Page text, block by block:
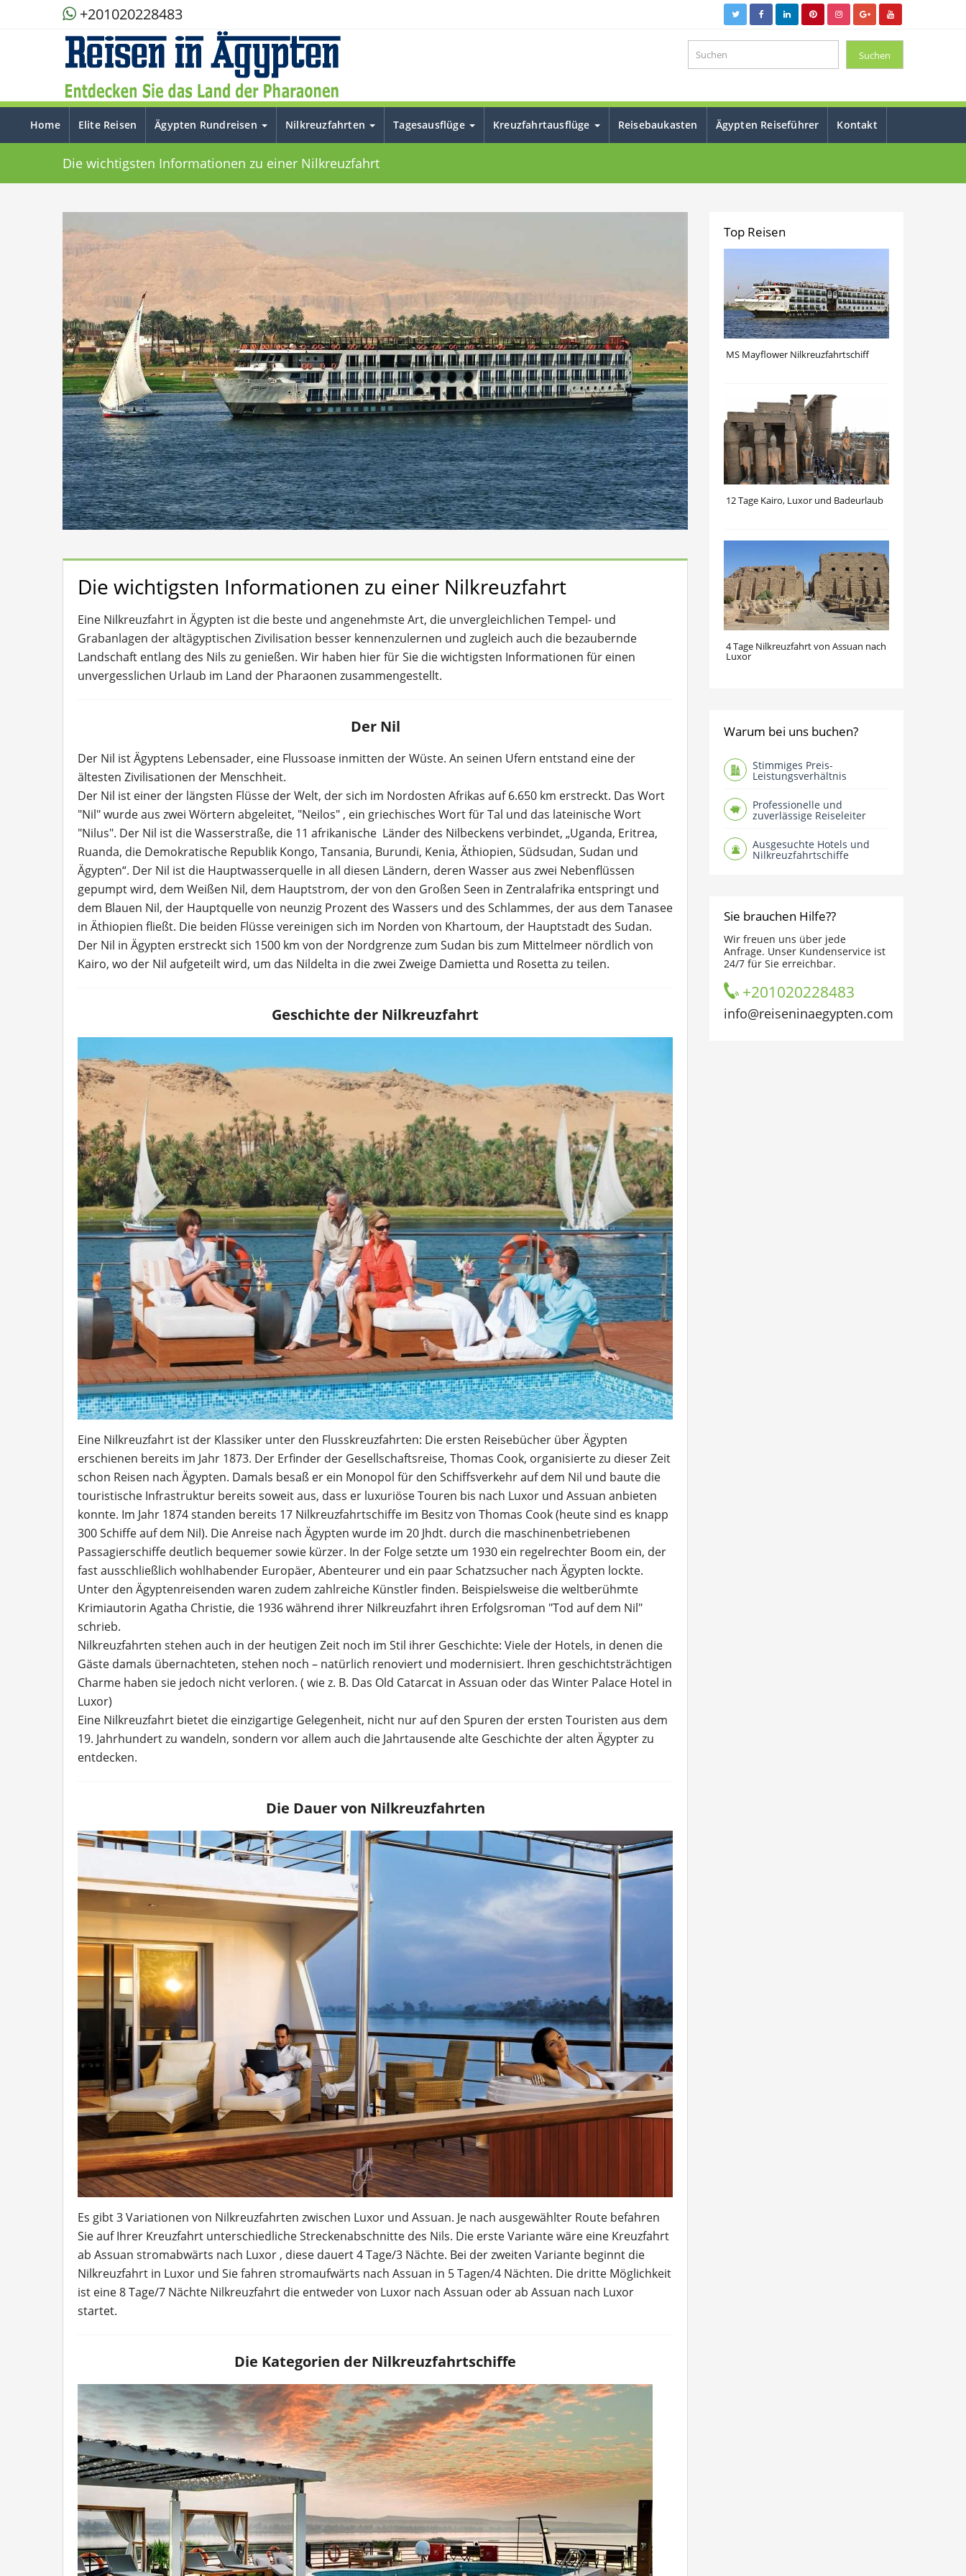
+201020228483
Home Elite Reisen Ägypten Rundreisen Nilkreuzfahrten Tagesausflüge Kreuzfahrtausflüge Reisebaukasten Ägypten Reiseführer Kontakt
Die wichtigsten Informationen zu einer Nilkreuzfahrt
Die wichtigsten Informationen zu einer Nilkreuzfahrt
Eine Nilkreuzfahrt in Ägypten ist die beste und angenehmste Art, die unvergleichlichen Tempel- und
Grabanlagen der altägyptischen Zivilisation besser kennenzulernen und zugleich auch die bezaubernde
Landschaft entlang des Nils zu genießen. Wir haben hier für Sie die wichtigsten Informationen für einen
unvergesslichen Urlaub im Land der Pharaonen zusammengestellt.
Der Nil
Der Nil ist Ägyptens Lebensader, eine Flussoase inmitten der Wüste. An seinen Ufern entstand eine der
ältesten Zivilisationen der Menschheit.
Der Nil ist einer der längsten Flüsse der Welt, der sich im Nordosten Afrikas auf 6.650 km erstreckt. Das Wort
"Nil" wurde aus zwei Wörtern abgeleitet, "Neilos" , ein griechisches Wort für Tal und das lateinische Wort
"Nilus". Der Nil ist die Wasserstraße, die 11 afrikanische Länder des Nilbeckens verbindet, „Uganda, Eritrea,
Ruanda, die Demokratische Republik Kongo, Tansania, Burundi, Kenia, Äthiopien, Südsudan, Sudan und
Ägypten“. Der Nil ist die Hauptwasserquelle in all diesen Ländern, deren Wasser aus zwei Nebenflüssen
gepumpt wird, dem Weißen Nil, dem Hauptstrom, der von den Großen Seen in Zentralafrika entspringt und
dem Blauen Nil, der Hauptquelle von neunzig Prozent des Wassers und des Schlammes, der aus dem Tanasee
in Äthiopien fließt. Die beiden Flüsse vereinigen sich im Norden von Khartoum, der Hauptstadt des Sudan.
Der Nil in Ägypten erstreckt sich 1500 km von der Nordgrenze zum Sudan bis zum Mittelmeer nördlich von
Kairo, wo der Nil aufgeteilt wird, um das Nildelta in die zwei Zweige Damietta und Rosetta zu teilen.
Geschichte der Nilkreuzfahrt
Eine Nilkreuzfahrt ist der Klassiker unter den Flusskreuzfahrten: Die ersten Reisebücher über Ägypten
erschienen bereits im Jahr 1873. Der Erfinder der Gesellschaftsreise, Thomas Cook, organisierte zu dieser Zeit
schon Reisen nach Ägypten. Damals besaß er ein Monopol für den Schiffsverkehr auf dem Nil und baute die
touristische Infrastruktur bereits soweit aus, dass er luxuriöse Touren bis nach Luxor und Assuan anbieten
konnte. Im Jahr 1874 standen bereits 17 Nilkreuzfahrtschiffe im Besitz von Thomas Cook (heute sind es knapp
300 Schiffe auf dem Nil). Die Anreise nach Ägypten wurde im 20 Jhdt. durch die maschinenbetriebenen
Passagierschiffe deutlich bequemer sowie kürzer. In der Folge setzte um 1930 ein regelrechter Boom ein, der
fast ausschließlich wohlhabender Europäer, Abenteurer und ein paar Schatzsucher nach Ägypten lockte.
Unter den Ägyptenreisenden waren zudem zahlreiche Künstler finden. Beispielsweise die weltberühmte
Krimiautorin Agatha Christie, die 1936 während ihrer Nilkreuzfahrt ihren Erfolgsroman "Tod auf dem Nil"
schrieb.
Nilkreuzfahrten stehen auch in der heutigen Zeit noch im Stil ihrer Geschichte: Viele der Hotels, in denen die
Gäste damals übernachteten, stehen noch – natürlich renoviert und modernisiert. Ihren geschichtsträchtigen
Charme haben sie jedoch nicht verloren. ( wie z. B. Das Old Catarcat in Assuan oder das Winter Palace Hotel in
Luxor)
Eine Nilkreuzfahrt bietet die einzigartige Gelegenheit, nicht nur auf den Spuren der ersten Touristen aus dem
19. Jahrhundert zu wandeln, sondern vor allem auch die Jahrtausende alte Geschichte der alten Ägypter zu
entdecken.
Die Dauer von Nilkreuzfahrten
Es gibt 3 Variationen von Nilkreuzfahrten zwischen Luxor und Assuan. Je nach ausgewählter Route befahren
Sie auf Ihrer Kreuzfahrt unterschiedliche Streckenabschnitte des Nils. Die erste Variante wäre eine Kreuzfahrt
ab Assuan stromabwärts nach Luxor , diese dauert 4 Tage/3 Nächte. Bei der zweiten Variante beginnt die
Nilkreuzfahrt in Luxor und Sie fahren stromaufwärts nach Assuan in 5 Tagen/4 Nächten. Die dritte Möglichkeit
ist eine 8 Tage/7 Nächte Nilkreuzfahrt die entweder von Luxor nach Assuan oder ab Assuan nach Luxor
startet.
Die Kategorien der Nilkreuzfahrtschiffe
Top Reisen
MS Mayflower Nilkreuzfahrtschiff
12 Tage Kairo, Luxor und Badeurlaub
4 Tage Nilkreuzfahrt von Assuan nach
Luxor
Warum bei uns buchen?
Stimmiges Preis-
Leistungsverhältnis
Professionelle und
zuverlässige Reiseleiter
Ausgesuchte Hotels und
Nilkreuzfahrtschiffe
Sie brauchen Hilfe??
Wir freuen uns über jede
Anfrage. Unser Kundenservice ist
24/7 für Sie erreichbar.
+201020228483
info@reiseninaegypten.com